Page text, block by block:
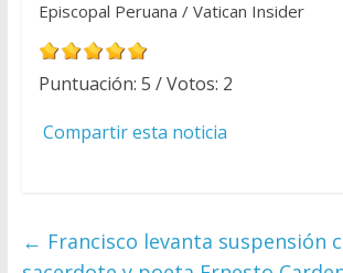
Episcopal Peruana / Vatican Insider
Puntuación: 5 / Votos: 2
Compartir esta noticia
← Francisco levanta suspensión